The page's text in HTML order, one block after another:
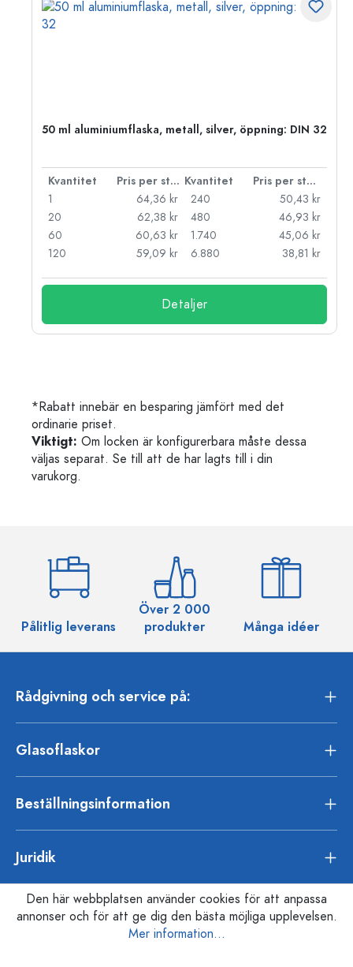
50 ml aluminiumflaska, metall, silver, öppning: DIN 32
Kvantitet Pris per styck Kvantitet
Pris per styck
1
64,36 kr
20
62,38 kr
60
60,63 kr
120
59,09 kr
240
50,43 kr
480
46,93 kr
1.740
45,06 kr
6.880
38,81 kr
Detaljer
*Rabatt innebär en besparing jämfört med det
ordinarie priset.
Viktigt: Om locken är konfigurerbara måste dessa
väljas separat. Se till att de har lagts till i din
varukorg.
Pålitlig leverans
Över 2 000
produkter
Många idéer
Rådgivning och service på:
Glasoflaskor
Beställningsinformation
Juridik
Den här webbplatsen använder cookies för att anpassa
annonser och för att ge dig den bästa möjliga upplevelsen.
Mer information...